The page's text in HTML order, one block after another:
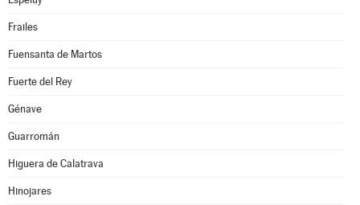
Frailes
Fuensanta de Martos
Fuerte del Rey
Génave
Guarromán
Higuera de Calatrava
Hinojares